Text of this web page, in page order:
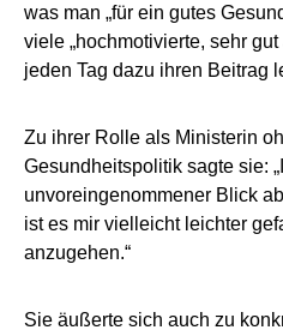
was man „für ein gutes
viele „hochmotivierte, sehr
jeden Tag dazu ihren Beitrag
Zu ihrer Rolle als Ministerin
Gesundheitspolitik sagte sie:
unvoreingenommener Blick
ist es mir vielleicht leichter
anzugehen.“
Sie äußerte sich auch zu